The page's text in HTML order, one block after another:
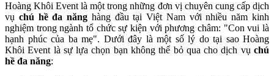
Hoàng Khôi Event là một trong những đơn vị chuyên cung cấp dịch
vụ chú hề đa năng hàng đầu tại Việt Nam với nhiều năm kinh
nghiệm trong ngành tổ chức sự kiện với phương châm: "Con vui là
hạnh phúc của ba mẹ". Dưới đây là một số lý do tại sao Hoàng
Khôi Event là sự lựa chọn bạn không thể bỏ qua cho dịch vụ chú
hề đa năng: